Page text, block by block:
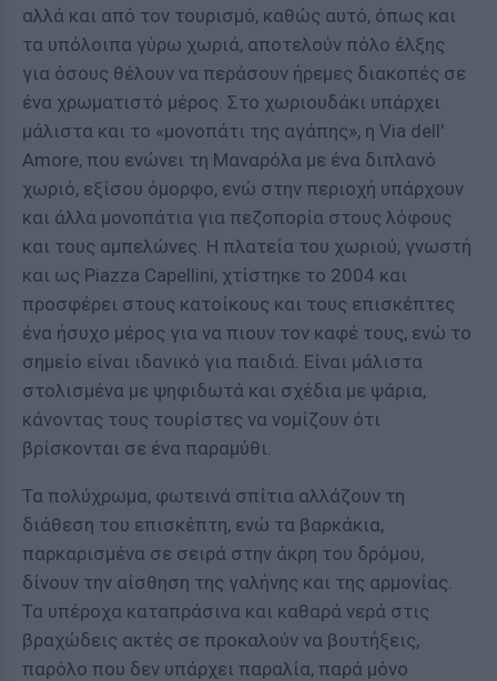
αλλά και από τον τουρισμό, καθώς αυτό, όπως και
τα υπόλοιπα γύρω χωριά, αποτελούν πόλο έλξης
για όσους θέλουν να περάσουν ήρεμες διακοπές σε
ένα χρωματιστό μέρος. Στο χωριουδάκι υπάρχει
μάλιστα και το «μονοπάτι της αγάπης», η Via dell'
Amore, που ενώνει τη Μαναρόλα με ένα διπλανό
χωριό, εξίσου όμορφο, ενώ στην περιοχή υπάρχουν
και άλλα μονοπάτια για πεζοπορία στους λόφους
και τους αμπελώνες. Η πλατεία του χωριού, γνωστή
και ως Piazza Capellini, χτίστηκε το 2004 και
προσφέρει στους κατοίκους και τους επισκέπτες
ένα ήσυχο μέρος για να πιουν τον καφέ τους, ενώ το
σημείο είναι ιδανικό για παιδιά. Είναι μάλιστα
στολισμένα με ψηφιδωτά και σχέδια με ψάρια,
κάνοντας τους τουρίστες να νομίζουν ότι
βρίσκονται σε ένα παραμύθι.
Τα πολύχρωμα, φωτεινά σπίτια αλλάζουν τη
διάθεση του επισκέπτη, ενώ τα βαρκάκια,
παρκαρισμένα σε σειρά στην άκρη του δρόμου,
δίνουν την αίσθηση της γαλήνης και της αρμονίας.
Τα υπέροχα καταπράσινα και καθαρά νερά στις
βραχώδεις ακτές σε προκαλούν να βουτήξεις,
παρόλο που δεν υπάρχει παραλία, παρά μόνο